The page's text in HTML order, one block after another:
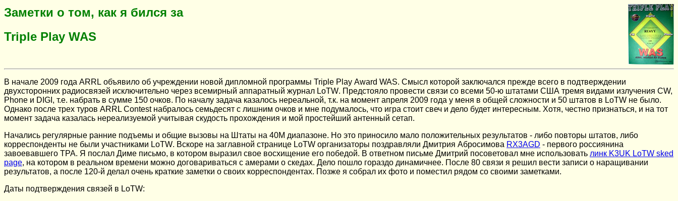
Заметки о том, как я бился за
Triple Play WAS
В начале 2009 года ARRL объявило об учреждении новой дипломной программы Triple Play Award WAS. Смысл которой заключался прежде всего в подтверждении
двухсторонних радиосвязей исключительно через всемирный аппаратный журнал LoTW. Предстояло провести связи со всеми 50-ю штатами США тремя видами излучения CW,
Phone и DIGI , т.е. набрать в сумме 150 очков. По началу задача казалось нереальной, т.к. на момент апреля 2009 года у меня в общей сложности и 50 штатов в LoTW не было.
Однако после трех туров ARRL Contestнабралось семьдесят с лишним очков и мне подумалось, что игра стоит свеч и дело будет интересным. Хотя, честно признаться, и на тот
момент задача казалась нереализуемой учитывая скудость прохождения и мой простейший антенный сетап.
Начались регулярные ранние подъемы и общие вызовы на Штаты на 40М диапазоне. Но это приносило мало положительных результатов - либо повторы штатов, либо
корреспонденты не были участниками LoTW. Вскоре на заглавной странице LoTW организаторы поздравляли Дмитрия Абросимова RX3AGD - первого россиянина
завоевавшего TPA. Я послал Диме письмо, в котором выразил свое восхищение его победой. В ответном письме Дмитрий посоветовал мне использовать линк K3UK LoTW sked
page, на котором в реальном времени можно договариваться с амерами о скедах. Дело пошло гораздо динамичнее. После 80 связи я решил вести записи о наращивании
результатов, а после 120-й делал очень краткие заметки о своих корреспондентах. Позже я собрал их фото и поместил рядом со своими заметками.
Даты подтверждения связей в LoTW: